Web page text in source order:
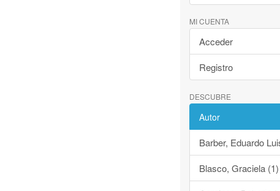
MI CUENTA
Acceder
Registro
DESCUBRE
Autor
Barber, Eduardo
Blasco, Graciela (1)